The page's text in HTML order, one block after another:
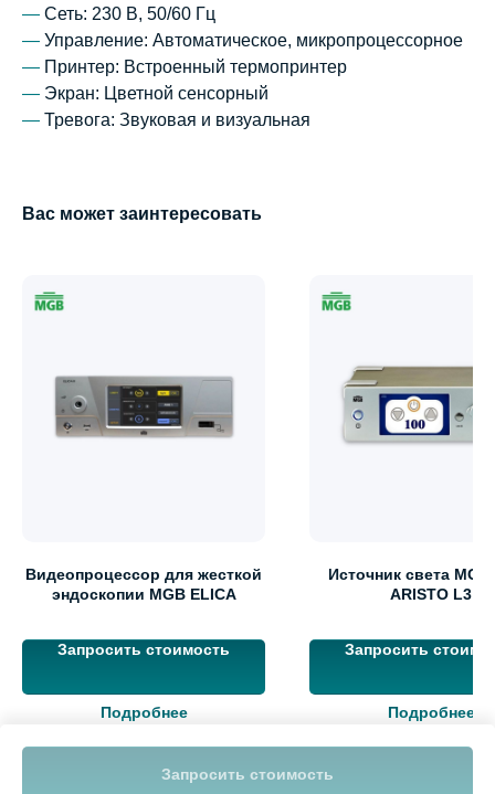
Запросить стоимость
— Сеть: 230 В, 50/60 Гц
— Управление: Автоматическое, микропроцессорное
— Принтер: Встроенный термопринтер
— Экран: Цветной сенсорный
— Тревога: Звуковая и визуальная
Вас может заинтересовать
Видеопроцессор для жесткой
эндоскопии MGB ELICA
Запросить стоимость
Подробнее
Источник света
ARISTO L3
Запросить
Подробнее